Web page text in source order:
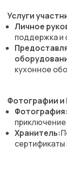
Услуги
Личное
поддержка и
кухонное
Фотографии и
Фотография:
Хранитель:
сертификаты